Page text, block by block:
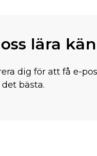
lära
dig för att få e-
bästa.